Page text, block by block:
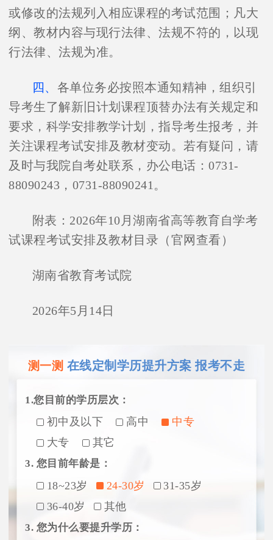
或修改的法规列入相应课程的考试范围；凡大
纲、教材内容与现行法律、法规不符的，以现
行法律、法规为准。
四、 各单位务必按照本通知精神，组织引
导考生了解新旧计划课程顶替办法有关规定和
要求，科学安排教学计划，指导考生报考，并
关注课程考试安排及教材变动。若有疑问，请
及时与我院自考处联系，办公电话：0731-
88090243 ， 0731-88090241 。
附表： 2026年10 月湖南省高等教育自学考
试课程考试安排及教材目录（官网查看）
湖南省教育考试院
2026年5 月 14日
测一测 在线定制学历提升方案 报考不走
1.您目前的学历层次：
初中及以下 高中
中专
大专
其它
3. 您目前年龄是：
18~23岁 24-30岁
31-35岁
36-40岁
其他
3. 您为什么要提升学历：